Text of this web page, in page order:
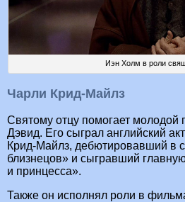
Иэн Холм в роли
Чарли Крид-Майлз
Святому отцу помогает молодой
Дэвид. Его сыграл английский
Крид-Майлз, дебютировавший в
близнецов» и сыгравший
и принцесса».
Также он исполнял роли в